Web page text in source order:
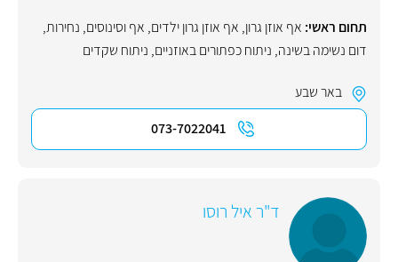
תחום ראשי: אף אוזן גרון, אף אוזן גרון ילדים, אף וסינוסים, נחירות,
דום נשימה בשינה, ניתוח כפתורים באוזניים, ניתוח שקדים
באר שבע
073-7022041
ד"ר איל רוסו